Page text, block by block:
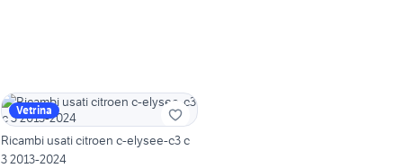
Vetrina
Ricambi usati citroen c-elysee-c3 c
3 2013-2024